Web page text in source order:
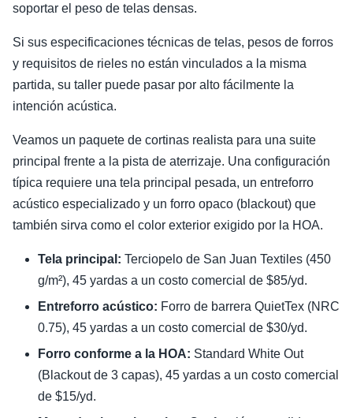
soportar el peso de telas densas.
Si sus especificaciones técnicas de telas, pesos de forros
y requisitos de rieles no están vinculados a la misma
partida, su taller puede pasar por alto fácilmente la
intención acústica.
Veamos un paquete de cortinas realista para una suite
principal frente a la pista de aterrizaje. Una configuración
típica requiere una tela principal pesada, un entreforro
acústico especializado y un forro opaco (blackout) que
también sirva como el color exterior exigido por la HOA.
Tela principal: Terciopelo de San Juan Textiles (450
g/m²), 45 yardas a un costo comercial de $85/yd.
Entreforro acústico: Forro de barrera QuietTex (NRC
0.75), 45 yardas a un costo comercial de $30/yd.
Forro conforme a la HOA: Standard White Out
(Blackout de 3 capas), 45 yardas a un costo comercial
de $15/yd.